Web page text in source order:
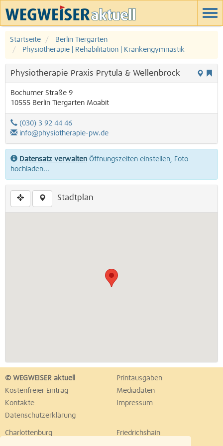
Startseite
Berlin Tiergarten
Physiotherapie | Rehabilitation | Krankengymnastik
Physiotherapie Praxis Prytula & Wellenbrock
Bochumer Straße 9
10555 Berlin Tiergarten Moabit
(030) 3 92 44 46
info@physiotherapie-pw.de
Datensatz verwalten Öffnungszeiten einstellen, Foto
hochladen...
Stadtplan
© WEGWEISER aktuell
Printausgaben
Kostenfreier Eintrag
Mediadaten
Kontakte
Impressum
Datenschutzerklärung
Charlottenburg
Friedrichshain